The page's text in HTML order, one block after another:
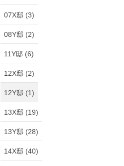
07X邸 (3)
08Y邸 (2)
11Y邸 (6)
12X邸 (2)
12Y邸 (1)
13X邸 (19)
13Y邸 (28)
14X邸 (40)